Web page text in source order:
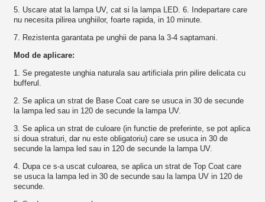
5. Uscare atat la lampa UV, cat si la lampa LED. 6. Indepartare care
nu necesita pilirea unghiilor, foarte rapida, in 10 minute.
7. Rezistenta garantata pe unghii de pana la 3-4 saptamani.
Mod de aplicare:
1. Se pregateste unghia naturala sau artificiala prin pilire delicata cu
bufferul.
2. Se aplica un strat de Base Coat care se usuca in 30 de secunde
la lampa led sau in 120 de secunde la lampa UV.
3. Se aplica un strat de culoare (in functie de preferinte, se pot aplica
si doua straturi, dar nu este obligatoriu) care se usuca in 30 de
secunde la lampa led sau in 120 de secunde la lampa UV.
4. Dupa ce s-a uscat culoarea, se aplica un strat de Top Coat care
se usuca la lampa led in 30 de secunde sau la lampa UV in 120 de
secunde.